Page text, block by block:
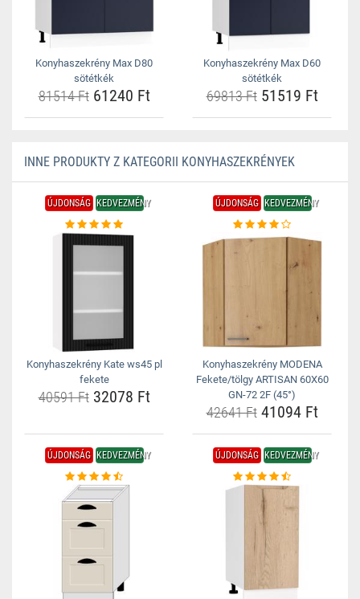
Konyhaszekrény Max D80
sötétkék
81514 Ft61240 Ft
Konyhaszekrény Max D60
sötétkék
69813 Ft51519 Ft
INNE PRODUKTY Z KATEGORII KONYHASZEKRÉNYEK
ÚJDONSÁG KEDVEZMÉNY
Konyhaszekrény Kate ws45 pl
fekete
40591 Ft32078 Ft
ÚJDONSÁG KEDVEZMÉNY
Konyhaszekrény MODENA
Fekete/tölgy ARTISAN 60X60
GN-72 2F (45°)
42641 Ft41094 Ft
ÚJDONSÁG KEDVEZMÉNY ÚJDONSÁG KEDVEZMÉNY